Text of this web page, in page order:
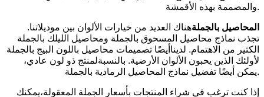
والمصممة بهذه الأقمشة.
المحاصيل بالجملةهناك العديد من خيارات الألوان بين موديلاتنا.
تجذب نماذج محاصيل المسحوق بالجملة ومحاصيل الليلك بالجملة
الكثير من الاهتمام. لديناأيضًا تصميمات محاصيل باللون البيج بالجملة
لأولئك الذين يحبون الألوان الأرضية. بالنسبةلمنتج ذو لون عادي،
يمكن أيضًا تفضيل نماذج المحاصيل الرمادية بالجملة.
إذا كنت ترغب في شراء المنتجات بأسعار الجملة المعقولة،يمكنك